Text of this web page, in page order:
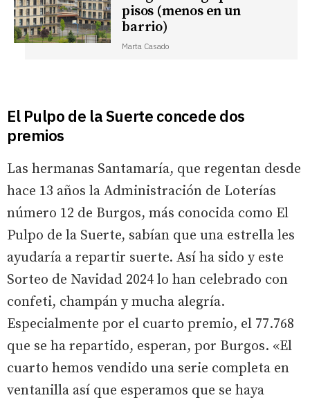
pisos (menos en un
barrio)
Marta Casado
El Pulpo de la Suerte concede dos
premios
Las hermanas Santamaría, que regentan desde
hace 13 años la Administración de Loterías
número 12 de Burgos, más conocida como El
Pulpo de la Suerte, sabían que una estrella les
ayudaría a repartir suerte. Así ha sido y este
Sorteo de Navidad 2024 lo han celebrado con
confeti, champán y mucha alegría.
Especialmente por el cuarto premio, el 77.768
que se ha repartido, esperan, por Burgos. «El
cuarto hemos vendido una serie completa en
ventanilla así que esperamos que se haya